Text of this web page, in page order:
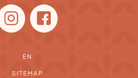
EN
SITEMAP